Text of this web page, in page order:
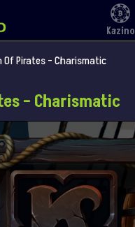
Kazino
Pirates – Charismatic
– Charismatic